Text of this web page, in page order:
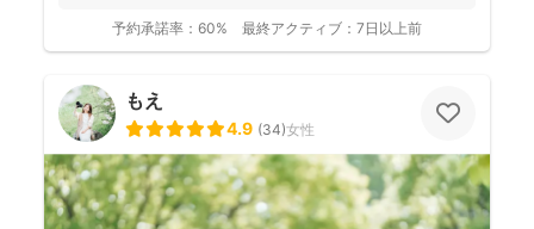
予約承諾率： 60% 最終アクティブ： 7日以上前
もえ
4.9 (34)女性